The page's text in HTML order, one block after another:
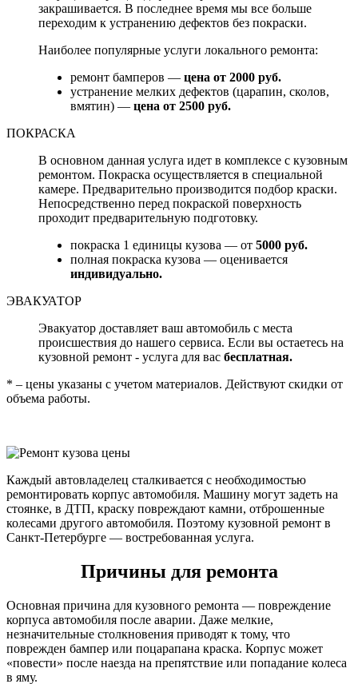
закрашивается. В последнее время мы все больше
переходим к устранению дефектов без покраски.
Наиболее популярные услуги локального ремонта:
ремонт бамперов — цена от 2000 руб.
устранение мелких дефектов (царапин, сколов,
вмятин) — цена от 2500 руб.
ПОКРАСКА
В основном данная услуга идет в комплексе с кузовным
ремонтом. Покраска осуществляется в специальной
камере. Предварительно производится подбор краски.
Непосредственно перед покраской поверхность
проходит предварительную подготовку.
покраска 1 единицы кузова — от 5000 руб.
полная покраска кузова — оценивается
индивидуально.
ЭВАКУАТОР
Эвакуатор доставляет ваш автомобиль с места
происшествия до нашего сервиса. Если вы остаетесь на
кузовной ремонт - услуга для вас бесплатная.
* – цены указаны с учетом материалов. Действуют скидки от
объема работы.
Каждый автовладелец сталкивается с необходимостью
ремонтировать корпус автомобиля. Машину могут задеть на
стоянке, в ДТП, краску повреждают камни, отброшенные
колесами другого автомобиля. Поэтому кузовной ремонт в
Санкт-Петербурге — востребованная услуга.
Причины для ремонта
Основная причина для кузовного ремонта — повреждение
корпуса автомобиля после аварии. Даже мелкие,
незначительные столкновения приводят к тому, что
поврежден бампер или поцарапана краска. Корпус может
«повести» после наезда на препятствие или попадание колеса
в яму.